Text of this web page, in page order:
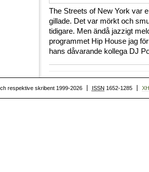
The Streets of New York var
gillade. Det var mörkt och
tidigare. Men ändå jazzigt
programmet Hip House jag
hans dåvarande kollega DJ
respektive skribent 1999-2026 ISSN 1652-1285